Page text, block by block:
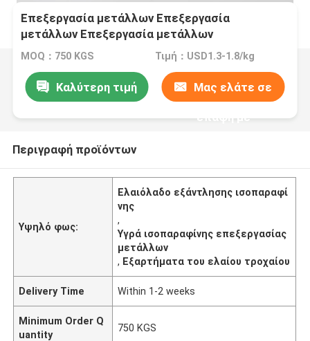
Επεξεργασία μετάλλων Επεξεργασία
μετάλλων Επεξεργασία μετάλλων
Επεξεργασία μετάλλων
MOQ：750 KGS Τιμή：USD1.3-1.8/kg
Καλύτερη τιμή Μας ελάτε σε
επαφή με
Περιγραφή προϊόντων
Υψηλό φως:
Ελαιόλαδο εξάντλησης ισοπαραφί
νης
,
Υγρά ισοπαραφίνης επεξεργασίας
μετάλλων
, Εξαρτήματα του ελαίου τροχαίου
Delivery Time Within 1-2 weeks
Minimum Order Q
uantity
750 KGS